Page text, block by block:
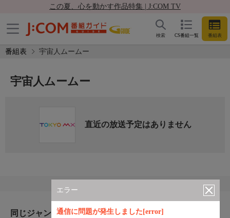
この夏、心を動かす作品特集 | J:COM TV
CS番組一覧 番組表
検索
番組表 宇宙人ムームー
エラー
通信に問題が発生しました[error]
宇宙人ムームー
直近の放送予定はありません
同じジャンルのおすすめ番組